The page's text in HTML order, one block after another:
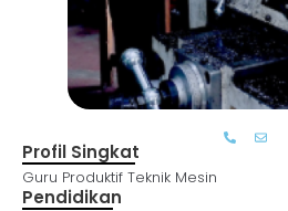
Profil Singkat
Guru Produktif Teknik Mesin
Pendidikan